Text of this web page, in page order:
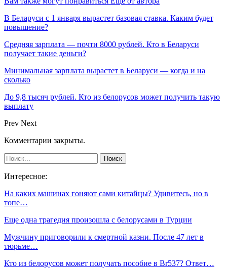
В Беларуси с 1 января вырастет базовая ставка. Каким будет
повышение?
Средняя зарплата — почти 8000 рублей. Кто в Беларуси
получает такие деньги?
Минимальная зарплата вырастет в Беларуси — когда и на
сколько
До 9,8 тысяч рублей. Кто из белорусов может получить такую
выплату
Prev Next
Комментарии закрыты.
Интересное:
На каких машинах гоняют сами китайцы? Удивитесь, но в
топе…
Еще одна трагедия произошла с белорусами в Турции
Мужчину приговорили к смертной казни. После 47 лет в
тюрьме…
Кто из белорусов может получать пособие в Br537? Ответ…